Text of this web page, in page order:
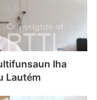
Iha
Lautém